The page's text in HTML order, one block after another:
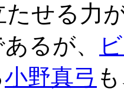
たせる力
るが、
小野真弓